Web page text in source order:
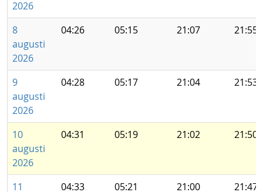
2026
8
augusti
2026
04:26 05:15 21:07 21:55
9
augusti
2026
04:28 05:17 21:04 21:53
10
augusti
2026
04:31 05:19 21:02 21:50
11
04:33 05:21 21:00 21:47